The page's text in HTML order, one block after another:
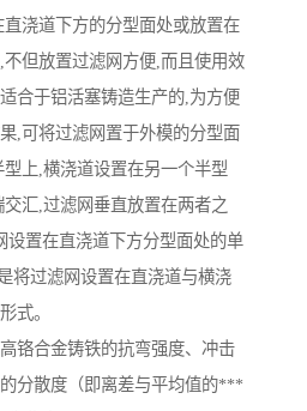
浇道下方的分型面处或放置在
但放置过滤网方便,而且使用效
合于铝活塞铸造生产的,为方便
,可将过滤网置于外模的分型面
上,横浇道设置在另一个半型
交汇,过滤网垂直放置在两者之
设置在直浇道下方分型面处的单
将过滤网设置在直浇道与横浇
式。
铬合金铸铁的抗弯强度、冲击
分散度（即离差与平均值的***